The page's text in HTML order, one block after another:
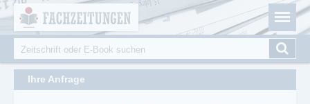
Fachzeitungen.de - Das unabhängige Portal für
Fachmagazine Fachpublikationen & eBooks
Suchformular
Suche
Ihre Anfrage
Cookie-Einstellungen